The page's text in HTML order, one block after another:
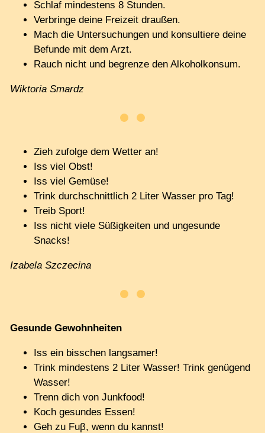
Schlaf mindestens 8 Stunden.
Verbringe deine Freizeit draußen.
Mach die Untersuchungen und konsultiere deine
Befunde mit dem Arzt.
Rauch nicht und begrenze den Alkoholkonsum.
Wiktoria Smardz
Zieh zufolge dem Wetter an!
Iss viel Obst!
Iss viel Gemüse!
Trink durchschnittlich 2 Liter Wasser pro Tag!
Treib Sport!
Iss nicht viele Süßigkeiten und ungesunde
Snacks!
Izabela Szczecina
Gesunde Gewohnheiten
Iss ein bisschen langsamer!
Trink mindestens 2 Liter Wasser! Trink genügend
Wasser!
Trenn dich von Junkfood!
Koch gesundes Essen!
Geh zu Fuβ, wenn du kannst!